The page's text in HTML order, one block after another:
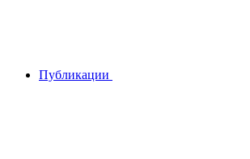
Публикации